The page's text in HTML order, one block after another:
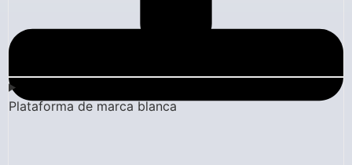
Plataforma de marca blanca